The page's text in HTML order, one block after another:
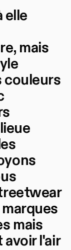
elle
mais
couleurs
mais
l'air